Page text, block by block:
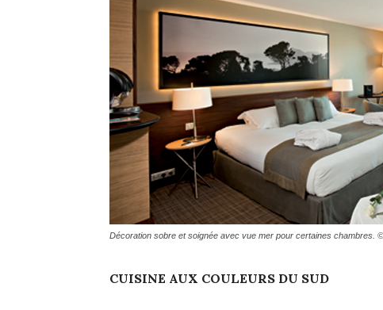
Décoration sobre et soignée avec vue mer pour certaines chambres.
CUISINE AUX COULEURS DU SUD